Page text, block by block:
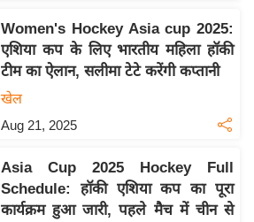
Women's Hockey Asia cup 2025:
एशिया कप के लिए भारतीय महिला हॉकी
टीम का ऐलान, सलीमा टेटे करेंगी कप्तानी
खेल
Aug 21, 2025
Asia Cup 2025 Hockey Full
Schedule: हॉकी एशिया कप का पूरा
कार्यक्रम हुआ जारी, पहले मैच में चीन से